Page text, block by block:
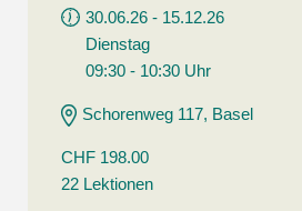
30.06.26 - 15.12.26
Dienstag
09:30 - 10:30 Uhr
Schorenweg 117, Basel
CHF 198.00
22 Lektionen